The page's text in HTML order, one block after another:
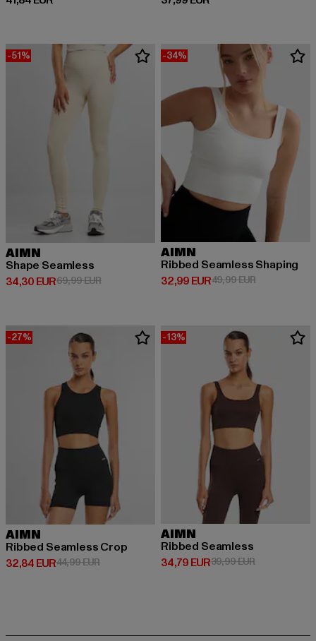
-51%
AIMN
Shape Seamless
34,30 EUR
Derzeitiger Preis: 34,30 EUR
69,99 EURAktionspreis: 69,99 EUR
-34%
AIMN
Ribbed Seamless Shaping
32,99 EUR
Derzeitiger Preis: 32,99 EUR
49,99 EURAktionspreis:
-27%
AIMN
Ribbed Seamless Crop
32,84 EUR
Derzeitiger Preis: 32,84 EUR
44,99 EURAktionspreis: 44,99 EUR
-13%
AIMN
Ribbed Seamless
34,79 EUR
Derzeitiger Preis: 34,79 EUR
39,99 EURAktionspreis: